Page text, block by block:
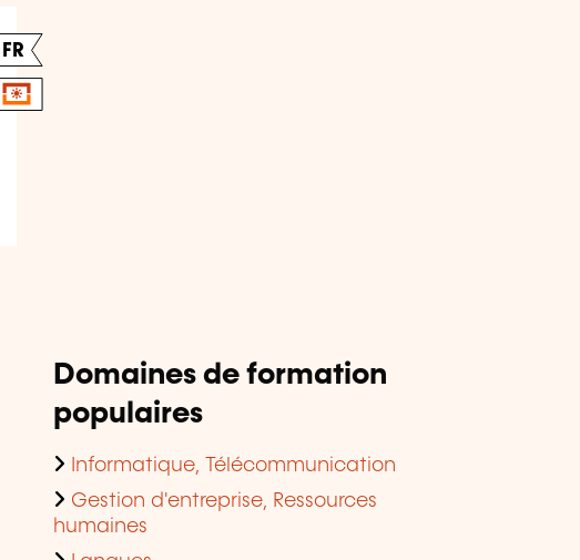
FR
Domaines de formation
populaires
Informatique, Télécommunication
Gestion d'entreprise, Ressources
humaines